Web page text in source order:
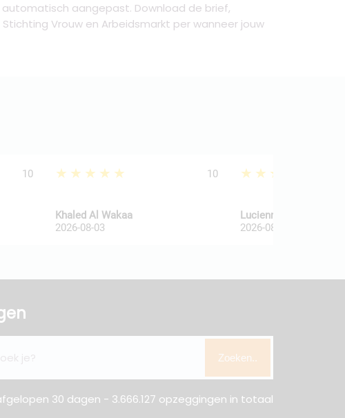
aangepast. Download de brief,
Vrouw en Arbeidsmarkt per wanneer jouw
10 ★★★★★ 10
Khaled Al Wakaa
2026-08-03
★★★★★
Lucienne Van De Haar
2026-08-03
Zoeken..
30 dagen - 3.666.127 opzeggingen in totaal